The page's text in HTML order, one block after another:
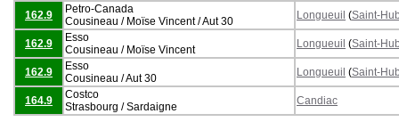
162.9
Petro-Canada
Cousineau / Moïse Vincent / Aut 30
Longueuil (Saint-
162.9
Esso
Cousineau / Moïse Vincent
Longueuil (Saint-
162.9
Esso
Cousineau / Aut 30
Longueuil (Saint-
164.9
Costco
Strasbourg / Sardaigne
Candiac